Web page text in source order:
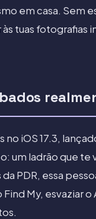
em casa. Sem
tuas
iOS 17.3,
um ladrão que te
PDR, essa
My, esvaziar o